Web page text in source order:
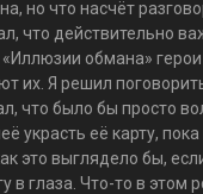
но что насчёт
что действительно
обмана» герои
их. Я решил
что было бы просто
украсть её карту,
это выглядело бы,
в глаза. Что-то в этом